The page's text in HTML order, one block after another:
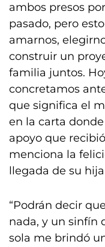
ambos presos
pasado, pero
amarnos,
construir un
familia juntos.
concretamos
que significa el
en la carta
apoyo que
menciona la
llegada de su hija
“Podrán decir
nada, y un sinfín
sola me brindó